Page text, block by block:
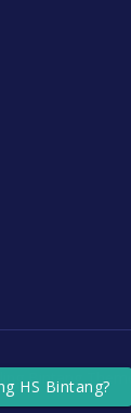
Bintang
HS Bintang?